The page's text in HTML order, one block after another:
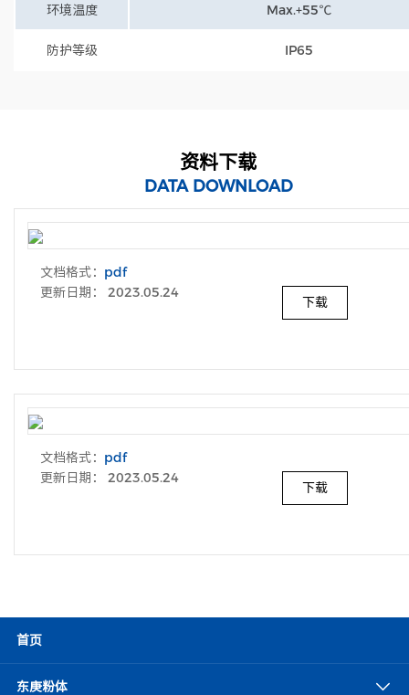
环境温度 Max.+55℃
防护等级 IP65
资料下载
DATA DOWNLOAD
文档格式： pdf
更新日期： 2023.05.24
下载
文档格式： pdf
更新日期： 2023.05.24
下载
首页
东庚粉体